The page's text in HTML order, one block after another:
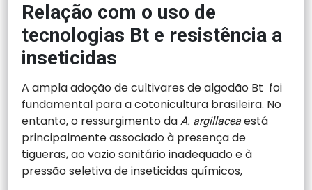
Relação com o uso de
tecnologias Bt e resistência a
inseticidas
A ampla adoção de cultivares de algodão Bt foi
fundamental para a cotonicultura brasileira. No
entanto, o ressurgimento daA. argillaceaestá
principalmente associado à presença de
tigueras, ao vazio sanitário inadequado e à
pressão seletiva de inseticidas químicos,